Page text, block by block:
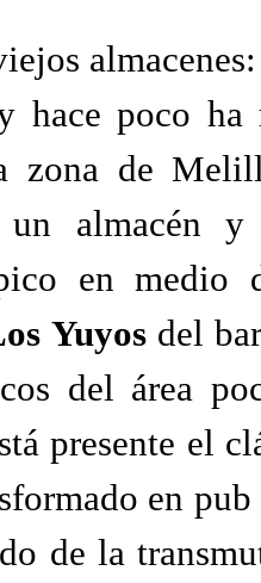
poco ha
zona de
un almacén
en
Yuyos del
del área
presente el
en
de la